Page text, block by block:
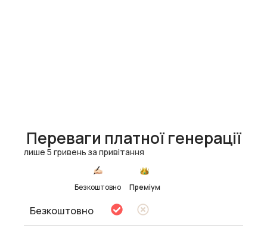
Переваги платної генерації
лише 5 гривень за привітання
Безкоштовно Преміум
Безкоштовно